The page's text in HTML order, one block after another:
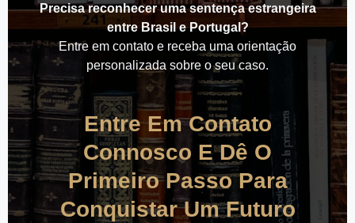
Precisa reconhecer uma sentença estrangeira
entre Brasil e Portugal?
Entre em contato e receba uma orientação
personalizada sobre o seu caso.
Entre Em Contato
Connosco E Dê O
Primeiro Passo Para
Conquistar Um Futuro